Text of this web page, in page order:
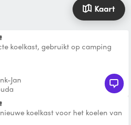
Kaart
koelkast, gebruikt op camping
Jan
koelkast voor het koelen van